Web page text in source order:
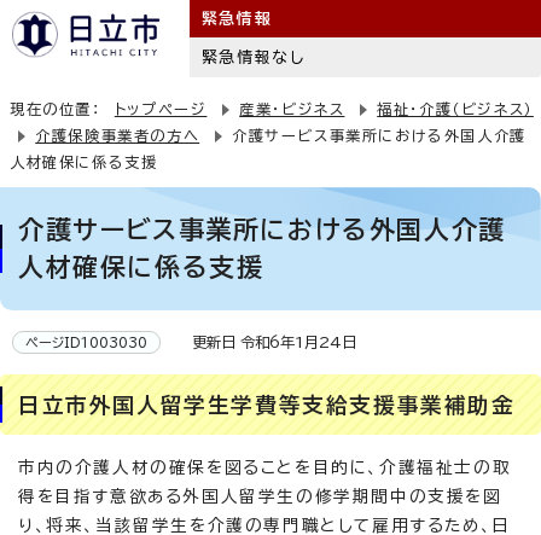
緊急情報
緊急情報なし
現在の位置： トップページ 産業・ビジネス
福祉・介護（ビジネス）
介護保険事業者の方へ
介護サービス事業所における外国人介護
人材確保に係る支援
介護サービス事業所における外国人介護
人材確保に係る支援
ページID1003030 更新日 令和6年1月24日
日立市外国人留学生学費等支給支援事業補助金
市内の介護人材の確保を図ることを目的に、介護福祉士の取
得を目指す意欲ある外国人留学生の修学期間中の支援を図
り、将来、当該留学生を介護の専門職として雇用するため、日